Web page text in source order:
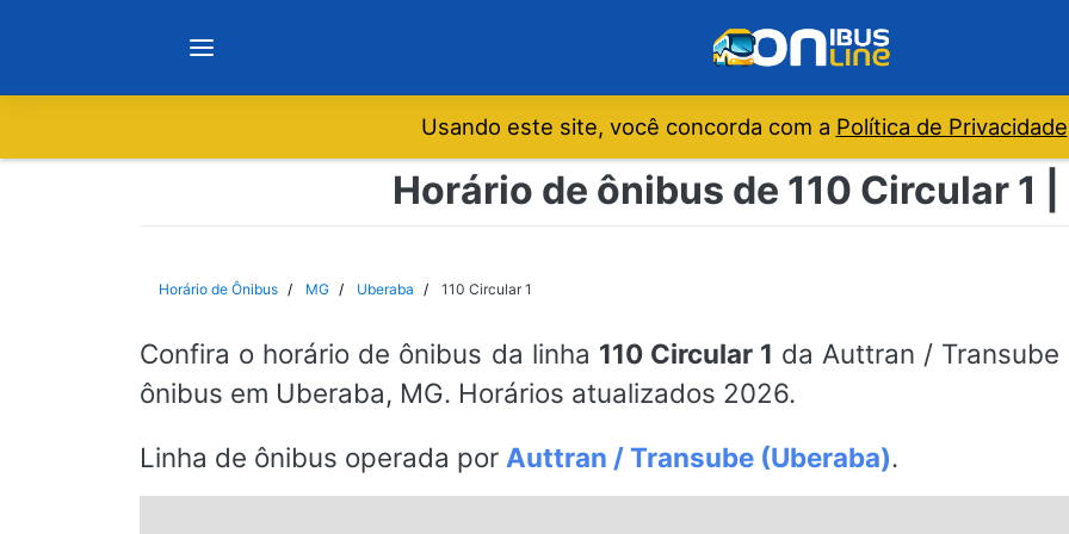
Notícias
São Paulo
Rio de Janeiro
Usando este site, você concorda com a Política de Privacidade
Horário de ônibus de 110 Circular 1
Horário de Ônibus MG Uberaba 110 Circular 1
Confira o horário de ônibus da linha 110 Circular 1 da Auttran /
ônibus em Uberaba, MG. Horários atualizados 2026.
Linha de ônibus operada por Auttran / Transube (Uberaba).